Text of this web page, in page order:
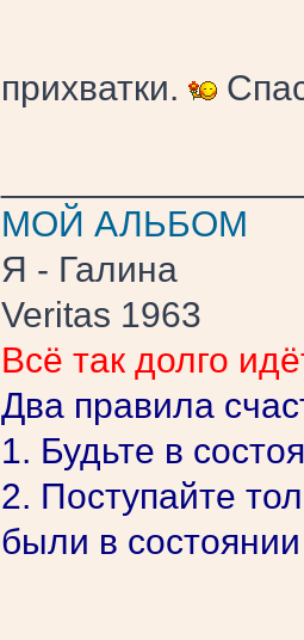
прихватки.
МОЙ АЛЬБОМ
Я - Галина
Veritas 1963
Всё так долго
Два правила
1. Будьте в
2. Поступайте
были в